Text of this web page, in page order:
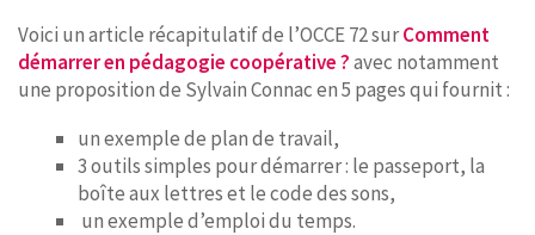
Voici un article récapitulatif de l’OCCE 72 surComment
démarrer en pédagogie coopérative ?avec notamment
une proposition de Sylvain Connac en 5 pages qui fournit :
un exemple de plan de travail,
3 outils simples pour démarrer : le passeport, la
boîte aux lettres et le code des sons,
un exemple d’emploi du temps.